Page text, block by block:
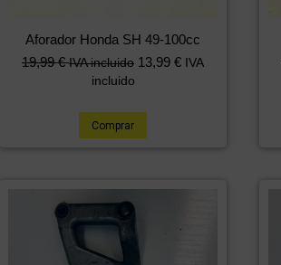
Aforador Honda SH 49-100cc
19,99€ IVA incluido 13,99 € IVA
incluido
Comprar